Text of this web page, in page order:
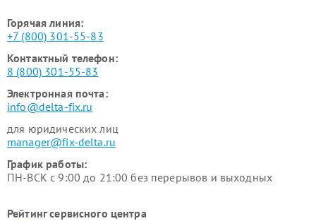
Горячая линия:
+7 (800) 301-55-83
Контактный телефон:
8 (800) 301-55-83
Электронная почта:
info@delta-fix.ru
для юридических лиц
manager@fix-delta.ru
График работы:
ПН-ВСК с 9:00 до 21:00 без перерывов и выходных
Рейтинг сервисного центра